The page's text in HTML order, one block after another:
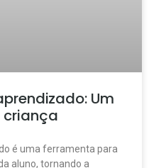
Um
é uma ferramenta para
aluno, tornando a